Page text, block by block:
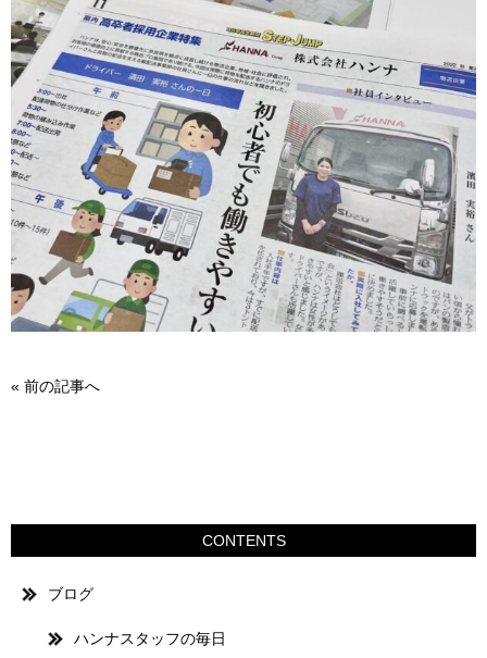
« 前の記事へ
CONTENTS
ブログ
ハンナスタッフの毎日